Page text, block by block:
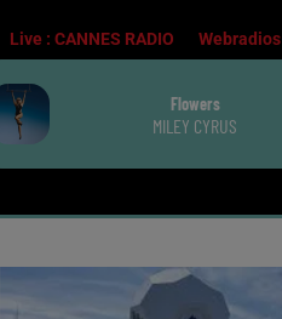
Live :CANNES RADIO Webradios
Flowers
MILEY CYRUS